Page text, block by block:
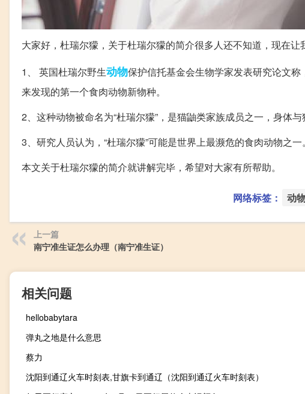
大家好，杜瑞尔獴，关于杜瑞尔獴的简介很多人还不知道，现在让
1、 英国杜瑞尔野生动物保护信托基金会生物学家发表研究论文称
来发现的第一个食肉动物新物种。
2、这种动物被命名为“杜瑞尔獴”，是猫鼬类家族成员之一，身体
3、研究人员认为，“杜瑞尔獴”可能是世界上最濒危的食肉动物之一。
本文关于杜瑞尔獴的简介就讲解完毕，希望对大家有所帮助。
网络标签： 动
上一篇
南宁准生证怎么办理（南宁准生证）
相关问题
hellobabytara
弹丸之地是什么意思
蔡力
沈阳到通辽火车时刻表,甘旗卡到通辽（沈阳到通辽火车时刻表）